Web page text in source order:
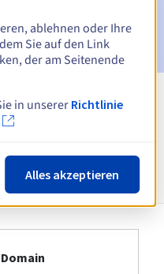
des Domainnamens
zu .law
ablehnen oder Ihre
Sie auf den Link
der am Seitenende
in unserer Richtlinie
Alles akzeptieren